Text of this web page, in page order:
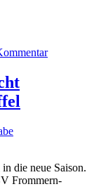
die neue Saison.
Frommern-